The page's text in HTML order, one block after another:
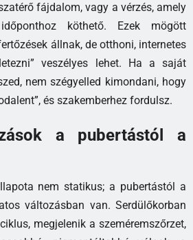
fájdalom, vagy a vérzés, amely
köthető. Ezek mögött
állnak, de otthoni, internetes
veszélyes lehet. Ha a saját
nem szégyelled kimondani, hogy
és szakemberhez fordulsz.
a pubertástól a
nem statikus; a pubertástól a
változásban van. Serdülőkorban
megjelenik a szeméremszőrzet,